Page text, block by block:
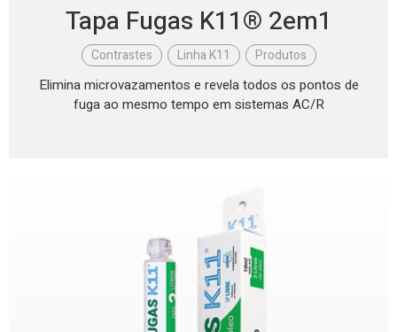
Tapa Fugas K11® 2em1
Contrastes , Linha K11 , Produtos
Elimina microvazamentos e revela todos os pontos de
fuga ao mesmo tempo em sistemas AC/R